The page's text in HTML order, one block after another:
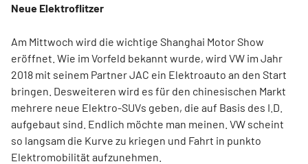
Neue Elektroflitzer
Am Mittwoch wird die wichtige Shanghai Motor Show
eröffnet. Wie im Vorfeld bekannt wurde, wird VW im Jahr
2018 mit seinem Partner JAC ein Elektroauto an den Start
bringen. Desweiteren wird es für den chinesischen Markt
mehrere neue Elektro-SUVs geben, die auf Basis des I.D.
aufgebaut sind. Endlich möchte man meinen. VW scheint
so langsam die Kurve zu kriegen und Fahrt in punkto
Elektromobilität aufzunehmen.